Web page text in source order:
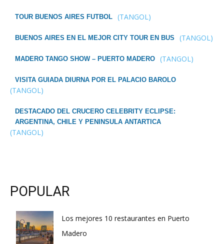
TOUR BUENOS AIRES FUTBOL (TANGOL)
BUENOS AIRES EN EL MEJOR CITY TOUR EN BUS (TANGOL)
MADERO TANGO SHOW – PUERTO MADERO (TANGOL)
VISITA GUIADA DIURNA POR EL PALACIO BAROLO
(TANGOL)
DESTACADO DEL CRUCERO CELEBRITY ECLIPSE:
ARGENTINA, CHILE Y PENINSULA ANTARTICA
(TANGOL)
POPULAR
Los mejores 10 restaurantes en Puerto
Madero